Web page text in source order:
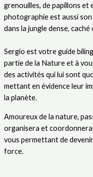
grenouilles, de papillons et
photographie est aussi
dans la jungle dense, caché
Sergio est votre guide
partie de la Nature et à
des activités qui lui sont
mettant en évidence leur
la planète.
Amoureux de la nature,
organisera et coordonnera
vous permettant de
force.